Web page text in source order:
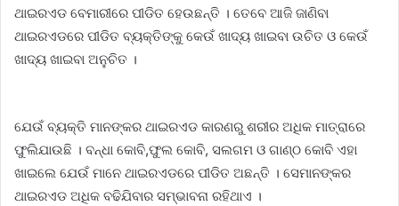
ଥାଇରଏଡ ବେମାରୀରେ ପୀଡିତ ହେଉଛନ୍ତି । ତେବେ ଆଜି ଜାଣିବା
ଥାଇରଏଡରେ ପୀଡିତ ବ୍ୟକ୍ତିଙ୍କୁ କେଉଁ ଖାଦ୍ୟ ଖାଇବା ଉଚିତ ଓ କେଉଁ
ଖାଦ୍ୟ ଖାଇବା ଅନୁଚିତ ।
ଯେଉଁ ବ୍ୟକ୍ତି ମାନଙ୍କର ଥାଇରଏଡ କାରଣରୁ ଶରୀର ଅଧିକ ମାତ୍ରାରେ
ଫୁଲିଯାଉଛି । ବନ୍ଧା କୋବି,ଫୁଲ କୋବି, ସଲଗମ ଓ ଗାଣ୍ଠ କୋବି ଏହା
ଖାଇଲେ ଯେଉଁ ମାନେ ଥାଇରଏଡରେ ପୀଡିତ ଅଛନ୍ତି । ସେମାନଙ୍କର
ଥାଇରଏଡ ଅଧିକ ବଢିଯିବାର ସମ୍ଭାବନା ରହିଥାଏ ।